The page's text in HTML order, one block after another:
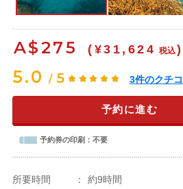
A$275 (¥31,624 税込)
5.0 / 5 3件のクチ
予約に進む
予約券の印刷： 不要
所要時間 ：
約9時間